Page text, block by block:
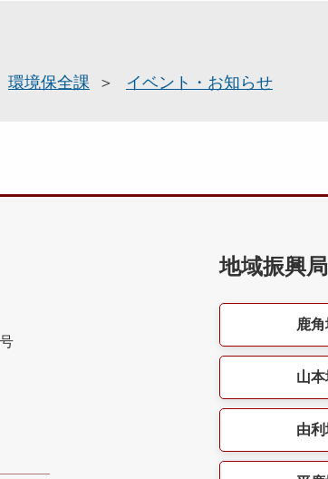
環境保全課 イベント・お知らせ
地域振興局
鹿
山
由